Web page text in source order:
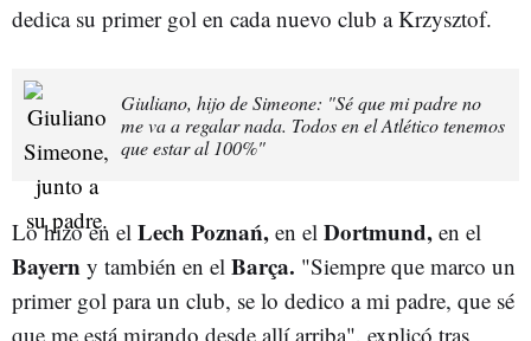
dedica su primer gol en cada nuevo club a Krzysztof.
Giuliano, hijo de Simeone: "Sé que mi padre no
me va a regalar nada. Todos en el Atlético tenemos
que estar al 100%"
Lo hizo en el Lech Poznań, en el Dortmund, en el
Bayern y también en el Barça. "Siempre que marco un
primer gol para un club, se lo dedico a mi padre, que sé
que me está mirando desde allí arriba", explicó tras